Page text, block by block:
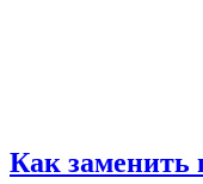
Как заменить